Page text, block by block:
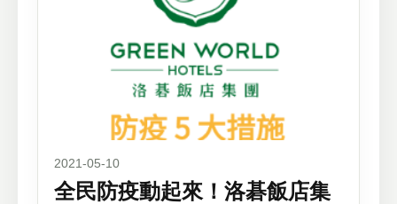
2021-05-10
全民防疫動起來！洛碁飯店集